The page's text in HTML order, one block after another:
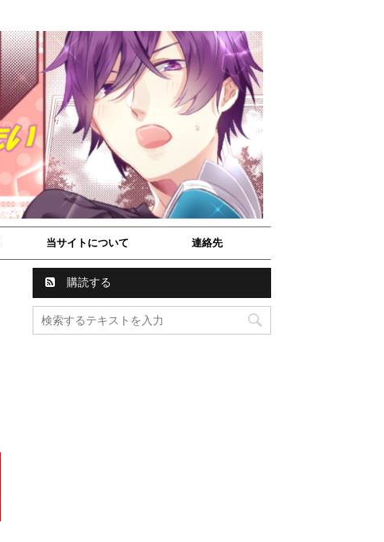
当サイトについて 連絡先
購読する